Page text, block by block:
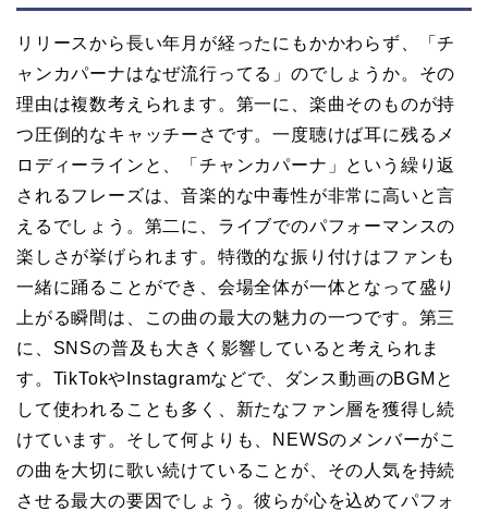
リリースから長い年月が経ったにもかかわらず、「チ
ャンカパーナはなぜ流行ってる」のでしょうか。その
理由は複数考えられます。第一に、楽曲そのものが持
つ圧倒的なキャッチーさです。一度聴けば耳に残るメ
ロディーラインと、「チャンカパーナ」という繰り返
されるフレーズは、音楽的な中毒性が非常に高いと言
えるでしょう。第二に、ライブでのパフォーマンスの
楽しさが挙げられます。特徴的な振り付けはファンも
一緒に踊ることができ、会場全体が一体となって盛り
上がる瞬間は、この曲の最大の魅力の一つです。第三
に、SNSの普及も大きく影響していると考えられま
す。TikTokやInstagramなどで、ダンス動画のBGMと
して使われることも多く、新たなファン層を獲得し続
けています。そして何よりも、NEWSのメンバーがこ
の曲を大切に歌い続けていることが、その人気を持続
させる最大の要因でしょう。彼らが心を込めてパフォ